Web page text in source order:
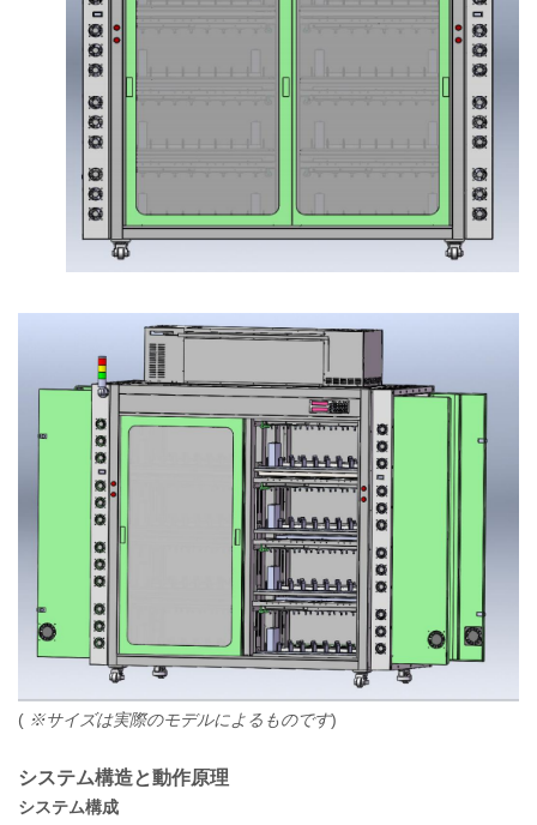
( ※サイズは実際のモデルによるものです)
システム構造と動作原理
システム構成